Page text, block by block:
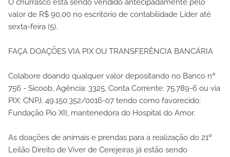
O churrasco está sendo vendido antecipadamente pelo
valor de R$ 90,00 no escritório de contabilidade Líder até
sexta-feira (5).
FAÇA DOAÇÕES VIA PIX OU TRANSFERÊNCIA BANCÁRIA
Colabore doando qualquer valor depositando no Banco nº
756 - Sicoob, Agência: 3325, Conta Corrente: 75.789-6 ou via
PIX: CNPJ. 49.150.352/0016-07 tendo como favorecido:
Fundação Pio XII, mantenedora do Hospital do Amor.
As doações de animais e prendas para a realização do 21º
Leilão Direito de Viver de Cerejeiras já estão sendo